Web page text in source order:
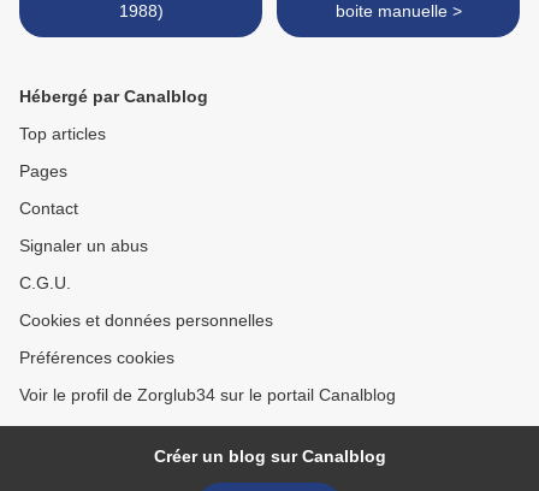
1988)
boite manuelle >
Hébergé par Canalblog
Top articles
Pages
Contact
Signaler un abus
C.G.U.
Cookies et données personnelles
Préférences cookies
Voir le profil de Zorglub34 sur le portail Canalblog
Créer un blog sur Canalblog